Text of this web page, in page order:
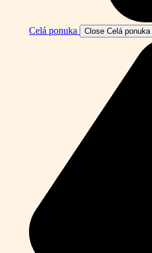
Celá ponuka Close Celá ponuka